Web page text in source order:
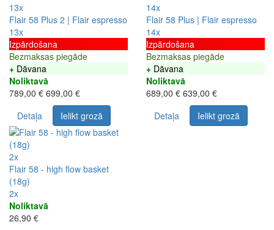
13x
Flair 58 Plus 2 | Flair espresso
13x
Izpārdošana
Bezmaksas piegāde
+ Dāvana
Noliktavā
789,00 € 699,00 €
Detaļa
Ielikt grozā
14x
Flair 58 Plus | Flair espresso
14x
Izpārdošana
Bezmaksas piegāde
+ Dāvana
Noliktavā
689,00 € 639,00 €
Detaļa
Ielikt grozā
2x
Flair 58 - high flow basket
(18g)
2x
Noliktavā
26,90 €